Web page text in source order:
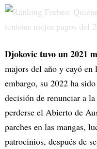
Djokovic tuvo un 2021
majors del año y cayó
embargo, su 2022 ha
decisión de renunciar a
perderse el Abierto de
parches en las mangas,
patrocinios, después de